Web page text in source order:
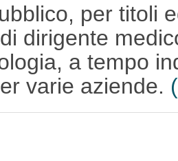
per titoli
dirigente
a tempo
varie aziende.